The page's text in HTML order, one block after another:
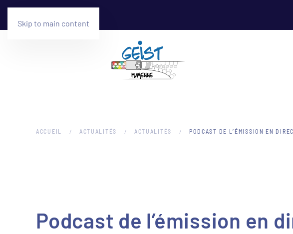
Skip to main content
ACCUEIL ACTUALITÉS ACTUALITÉS PODCAST DE L’ÉMISSION EN
Podcast de l’émission en